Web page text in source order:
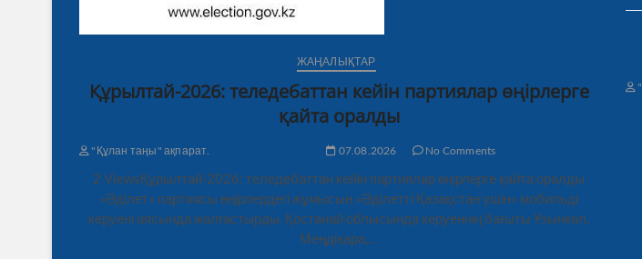
ЖАҢАЛЫҚТАР
Құрылтай-2026: теледебаттан кейін партиялар өңірлерге
қайта оралды
"Құлан таңы" ақпарат. 07.08.2026 No Comments
2 ViewsҚұрылтай-2026: теледебаттан кейін партиялар өңірлерге қайта оралды
«Әділет» партиясы өңірлердегі жұмысын «Әділетті Қазақстан үшін» мобильді
керуені аясында жалғастырды. Қостанай облысында керуеннің бағыты Ұзынкөл,
Меңдіқара,…